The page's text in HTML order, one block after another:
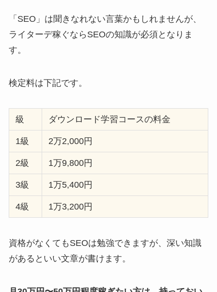
「SEO」は聞きなれない言葉かもしれませんが、
ライターデ稼ぐならSEOの知識が必須となりま
す。
検定料は下記です。
級 ダウンロード学習コースの料金
1級 2万2,000円
2級 1万9,800円
3級 1万5,400円
4級 1万3,200円
資格がなくてもSEOは勉強できますが、深い知識
があるといい文章が書けます。